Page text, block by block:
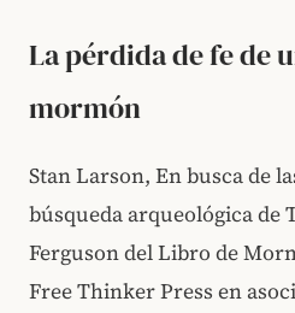
La pérdida de fe de
mormón
Stan Larson, En busca de
búsqueda arqueológica de
Ferguson del Libro de
Free Thinker Press en